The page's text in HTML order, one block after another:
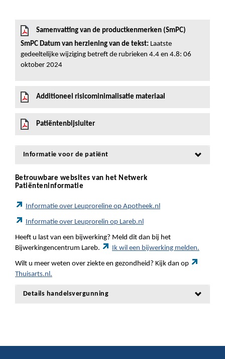
Samenvatting van de productkenmerken (SmPC)
SmPC Datum van herziening van de tekst: Laatste
gedeeltelijke wijziging betreft de rubrieken 4.4 en 4.8: 06
oktober 2024
Additioneel risicominimalisatie materiaal
Patiëntenbijsluiter
Informatie voor de patiënt
Betrouwbare websites van het Netwerk
Patiënteninformatie
Informatie over Leuproreline op Apotheek.nl
Informatie over Leuprorelin op Lareb.nl
Heeft u last van een bijwerking? Meld dit dan bij het
Bijwerkingencentrum Lareb.
Ik wil een bijwerking melden.
Wilt u meer weten over ziekte en gezondheid? Kijk dan op
Thuisarts.nl.
Details handelsvergunning